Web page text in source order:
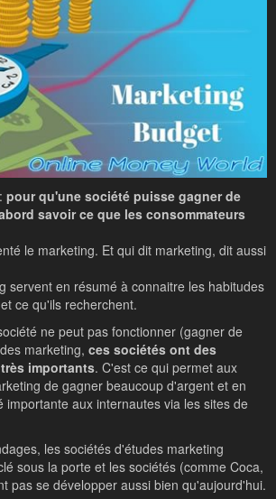
pour qu'une société puisse gagner de
savoir ce que les consommateurs
le marketing. Et qui dit marketing, dit aussi
servent en résumé à connaitre les habitudes
ce qu'ils recherchent.
ne peut pas fonctionner (gagner de
marketing, ces sociétés ont des
importants. C'est ce qui permet aux
de gagner beaucoup d'argent et en
importante aux internautes via les sites de
les sociétés d'études marketing
sous la porte et les sociétés (comme Coca,
pas se développer aussi bien qu'aujourd'hui.